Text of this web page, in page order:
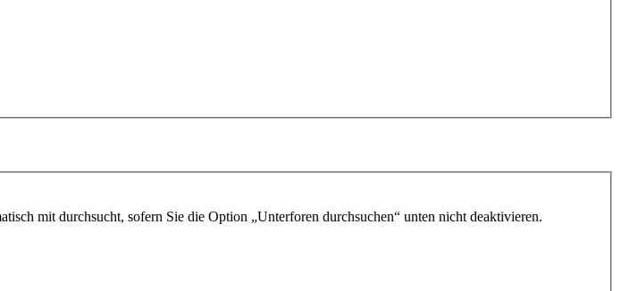
mit durchsucht, sofern Sie die Option „Unterforen durchsuchen“ unten nicht deaktivieren.